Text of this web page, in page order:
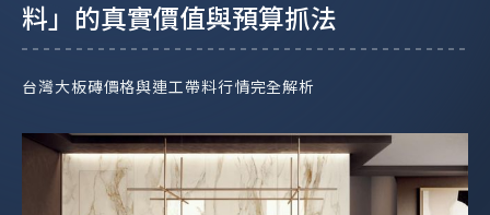
料」的真實價值與預算抓法
台灣大板磚價格與連工帶料行情完全解析